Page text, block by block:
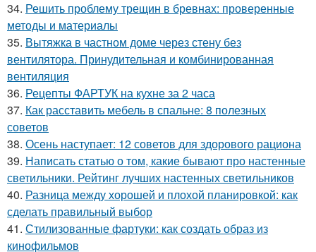
34. Решить проблему трещин в бревнах: проверенные
методы и материалы
35. Вытяжка в частном доме через стену без
вентилятора. Принудительная и комбинированная
вентиляция
36. Рецепты ФАРТУК на кухне за 2 часа
37. Как расставить мебель в спальне: 8 полезных
советов
38. Осень наступает: 12 советов для здорового рациона
39. Написать статью о том, какие бывают про настенные
светильники. Рейтинг лучших настенных светильников
40. Разница между хорошей и плохой планировкой: как
сделать правильный выбор
41. Стилизованные фартуки: как создать образ из
кинофильмов